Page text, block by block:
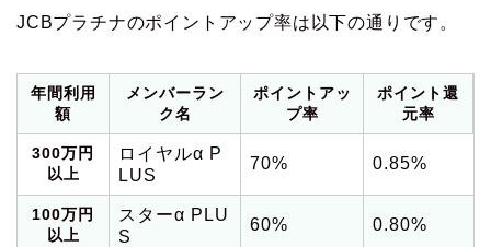
JCBプラチナのポイントアップ率は以下の通りです。
年間利用
額
メンバーラン
ク名
ポイントアッ
プ率
ポイント還
元率
300万円
以上
ロイヤルα P
LUS
70% 0.85%
100万円
以上
スターα PLU
S
60% 0.80%